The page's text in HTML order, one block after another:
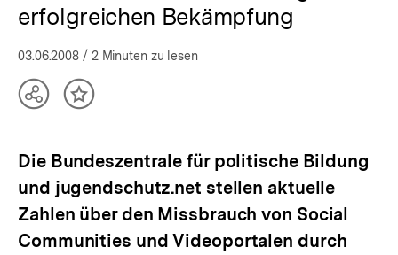
erfolgreichen Bekämpfung
03.06.2008 / 2 Minuten zu lesen
TeilenInhalt
Die Bundeszentrale für politische Bildung
und jugendschutz.net stellen aktuelle
Zahlen über den Missbrauch von Social
Communities und Videoportalen durch